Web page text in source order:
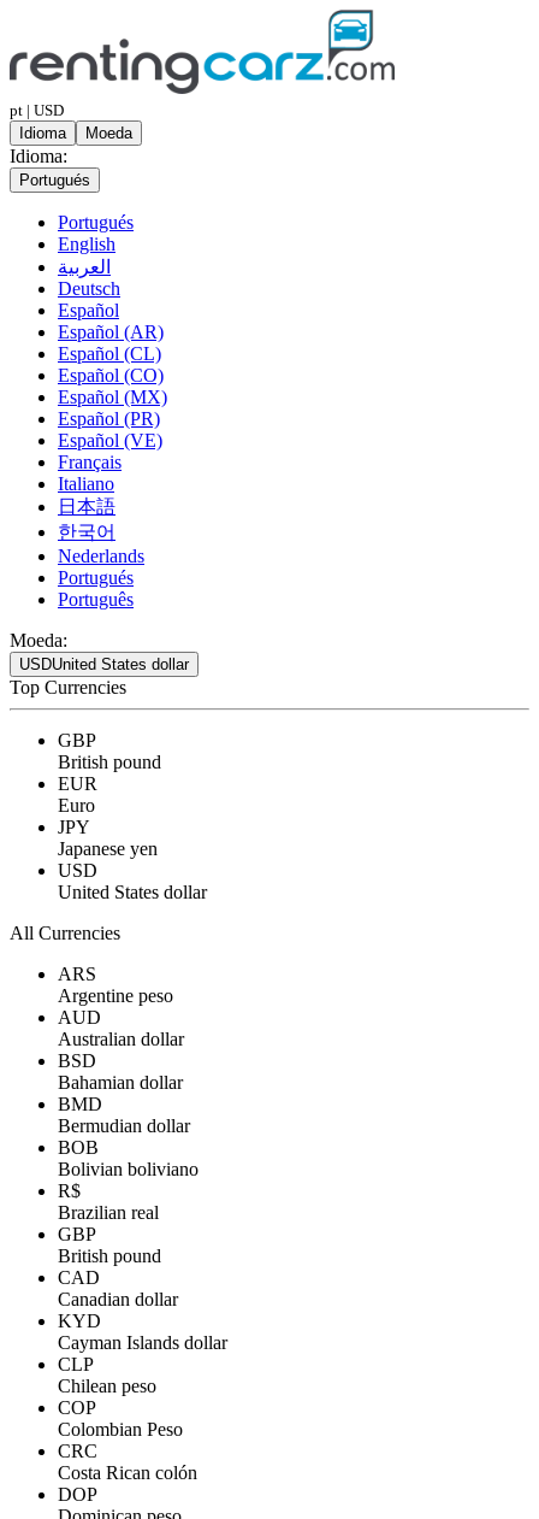
pt | USD
Idioma
Moeda
Idioma:
Portugués
Portugués
English
العربية
Deutsch
Español
Español (AR)
Español (CL)
Español (CO)
Español (MX)
Español (PR)
Español (VE)
Français
Italiano
日本語
한국어
Nederlands
Portugués
Português
Moeda:
USDUnited States dollar
Top Currencies
GBP
British pound
EUR
Euro
JPY
Japanese yen
USD
United States dollar
All Currencies
ARS
Argentine peso
AUD
Australian dollar
BSD
Bahamian dollar
BMD
Bermudian dollar
BOB
Bolivian boliviano
R$
Brazilian real
GBP
British pound
CAD
Canadian dollar
KYD
Cayman Islands dollar
CLP
Chilean peso
COP
Colombian Peso
CRC
Costa Rican colón
DOP